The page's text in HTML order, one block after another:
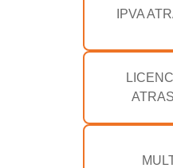
IPVA